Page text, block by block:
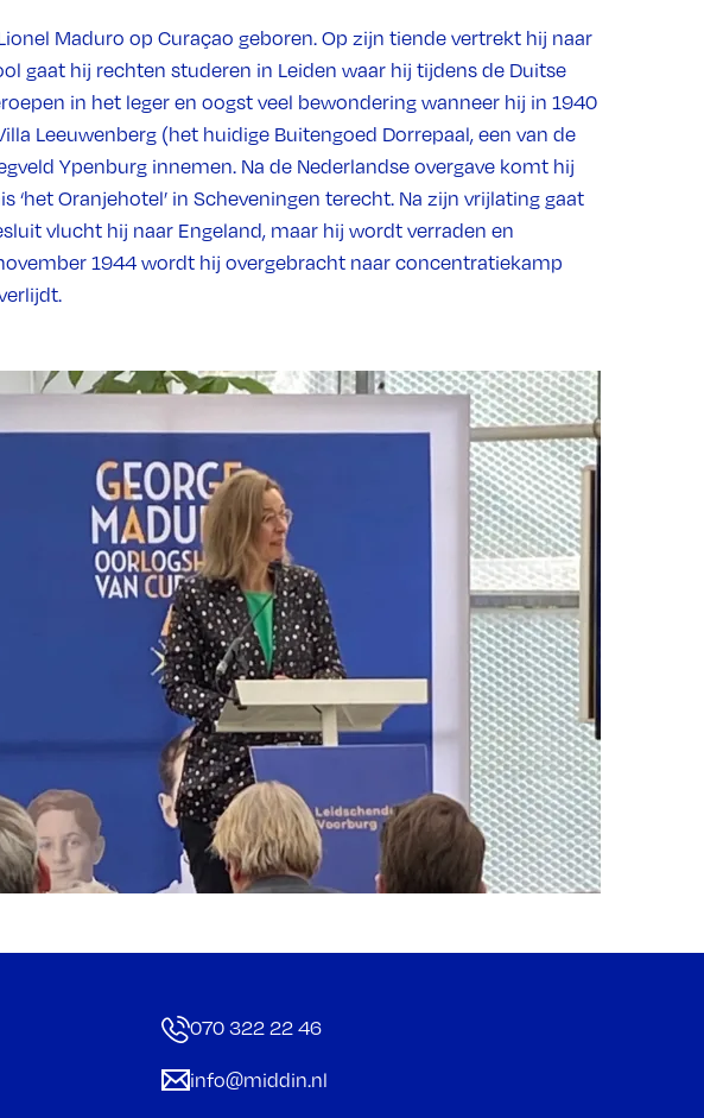
Maduro op Curaçao geboren. Op zijn tiende vertrekt hij naar
gaat hij rechten studeren in Leiden waar hij tijdens de Duitse
in het leger en oogst veel bewondering wanneer hij in 1940
Leeuwenberg (het huidige Buitengoed Dorrepaal, een van de
Ypenburg innemen. Na de Nederlandse overgave komt hij
‘het Oranjehotel’ in Scheveningen terecht. Na zijn vrijlating gaat
vlucht hij naar Engeland, maar hij wordt verraden en
1944 wordt hij overgebracht naar concentratiekamp
070 322 22 46
info@middin.nl